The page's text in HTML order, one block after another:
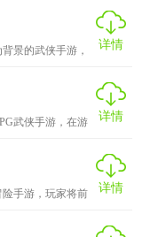
景的武侠手游，
详情
武侠手游，在游
详情
手游，玩家将前
详情